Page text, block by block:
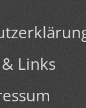
Links